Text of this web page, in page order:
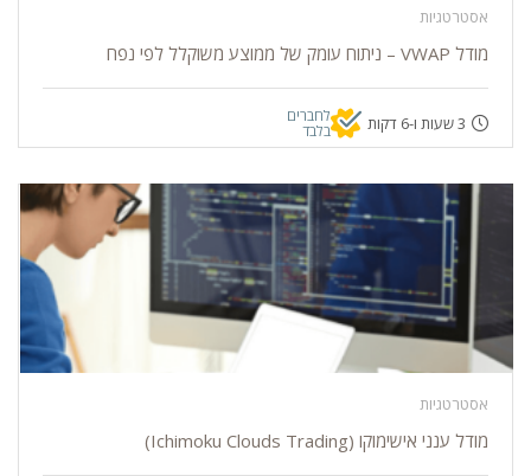
אסטרטגיות
מודל VWAP – ניתוח עומק של ממוצע משוקלל לפי נפח
3 שעות ו-6 דקות לחברים
בלבד
אסטרטגיות
מודל ענני אישימוקו (Ichimoku Clouds Trading)